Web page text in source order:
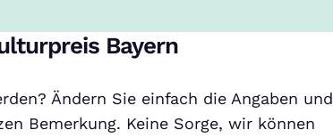
Bayern
Ändern Sie einfach die Angaben und
Bemerkung. Keine Sorge, wir können